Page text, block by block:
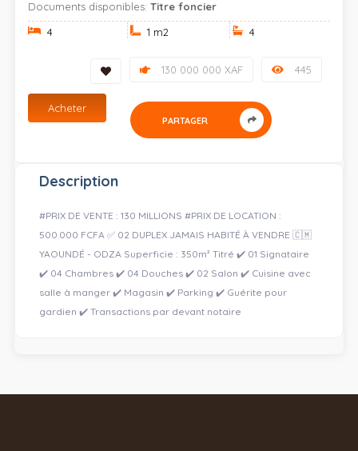
Documents disponibles:Titre foncier
4
1 m2 4
445
130 000 000 XAF
Acheter
PARTAGER
Description
#PRIX DE VENTE : 130 MILLIONS #PRIX DE LOCATION :
500.000 FCFA ✅ 02 DUPLEX JAMAIS HABITÉ À VENDRE 🇨🇲
YAOUNDÉ - ODZA Superficie : 350m² Titré ✔️ 01 Signataire
✔️ 04 Chambres ✔️ 04 Douches ✔️ 02 Salon ✔️ Cuisine avec
salle à manger ✔️ Magasin ✔️ Parking ✔️ Guérite pour
gardien ✔️ Transactions par devant notaire